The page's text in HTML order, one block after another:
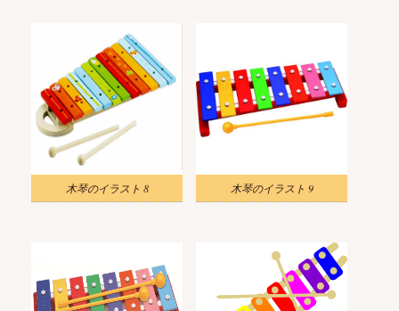
木琴のイラスト 8 木琴のイラスト 9